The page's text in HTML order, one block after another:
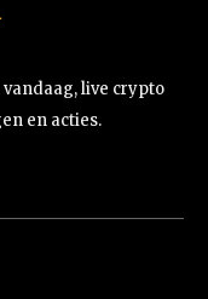
live crypto
en acties.